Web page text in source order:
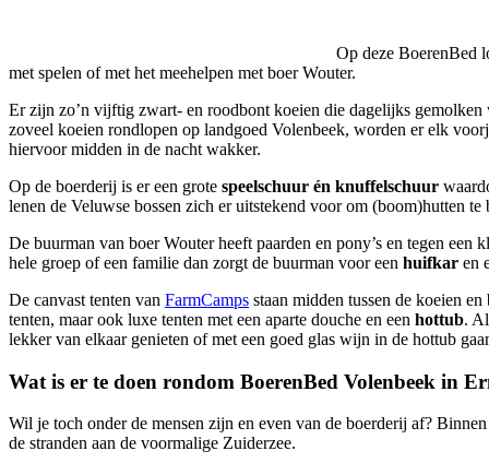
Op deze BoerenBed
met spelen of met het meehelpen met boer Wouter.
Er zijn zo’n vijftig zwart- en roodbont koeien die dagelijks
zoveel koeien rondlopen op landgoed Volenbeek, worden er elk
hiervoor midden in de nacht wakker.
Op de boerderij is er een grote speelschuur én knuffelschuur
lenen de Veluwse bossen zich er uitstekend voor om (boom)hutten
De buurman van boer Wouter heeft paarden en pony’s en tegen
hele groep of een familie dan zorgt de buurman voor een huifkar en
De canvast tenten van FarmCamps staan midden tussen de koeien
tenten, maar ook luxe tenten met een aparte douche en een hottub.
lekker van elkaar genieten of met een goed glas wijn in de hottub
Wat is er te doen rondom BoerenBed Volenbeek in
Wil je toch onder de mensen zijn en even van de boerderij af?
de stranden aan de voormalige Zuiderzee.